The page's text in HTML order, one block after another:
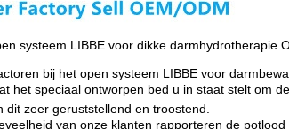
systeem LIBBE voor dikke
bij het open systeem LIBBE voor
het speciaal ontworpen bed u in staat stelt om
dit zeer geruststellend en troostend.
van onze klanten rapporteren de